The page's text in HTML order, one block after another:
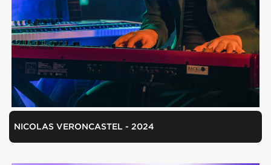
NICOLAS VERONCASTEL - 2024